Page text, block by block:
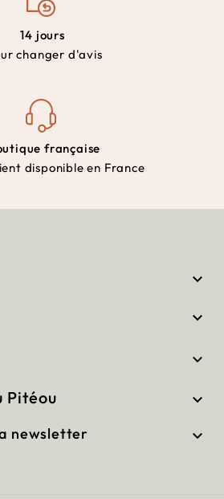
14 jours
changer d'avis
française
disponible en France



Pitéou 
newsletter 